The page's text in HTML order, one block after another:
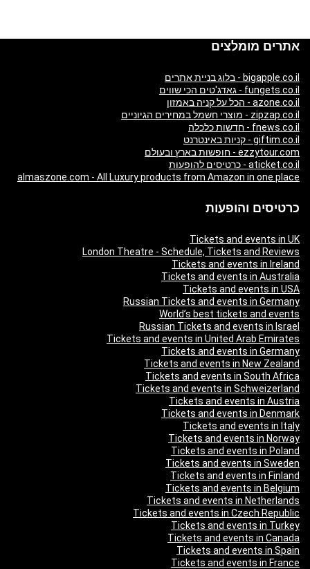
אתרים מומלצים
bigapple.co.il - בלוג בניית אתרים
fungets.co.il - גאדג'טים הכי שווים
azone.co.il - הכל על קניה באמזון
zipzap.co.il - מוצרי חשמל במחירים הגיוניים
fnews.co.il - חדשות כלכלה
giftim.co.il - קניות באינטרנט
ezzytour.com - חופשות בארץ ובעולם
aticket.co.il - כרטיסים להופעות
almaszone.com - All Luxury products from Amazon in one place
כרטיסים והופעות
Tickets and events in UK
London Theatre - Schedule, Tickets and Reviews
Tickets and events in Ireland
Tickets and events in Australia
Tickets and events in USA
Russian Tickets and events in Germany
World’s best tickets and events
Russian Tickets and events in Israel
Tickets and events in United Arab Emirates
Tickets and events in Germany
Tickets and events in New Zealand
Tickets and events in South Africa
Tickets and events in Schweizerland
Tickets and events in Austria
Tickets and events in Denmark
Tickets and events in Italy
Tickets and events in Norway
Tickets and events in Poland
Tickets and events in Sweden
Tickets and events in Finland
Tickets and events in Belgium
Tickets and events in Netherlands
Tickets and events in Czech Republic
Tickets and events in Turkey
Tickets and events in Canada
Tickets and events in Spain
Tickets and events in France